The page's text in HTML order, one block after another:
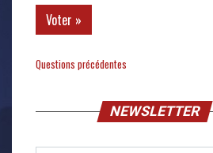
Questions précédentes
NEWSLETTER